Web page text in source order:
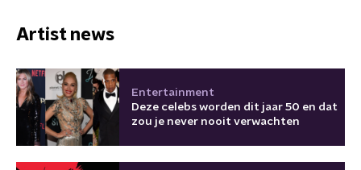
Artist news
Entertainment
Deze celebs worden dit jaar 50 en dat
zou je never nooit verwachten